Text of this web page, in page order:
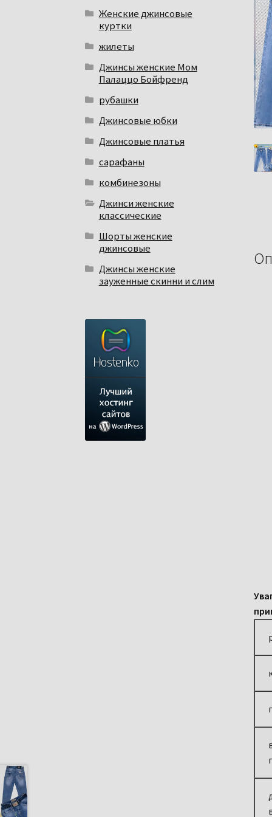
Женские джинсовые
куртки
жилеты
Джинсы женские Мом
Палаццо Бойфренд
рубашки
Джинсовые юбки
Джинсовые платья
сарафаны
комбинезоны
Джинси женские
классические
Шорты женские
джинсовые
Джинсы женские
зауженные скинни и слим